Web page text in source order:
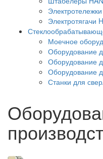
Электротягачи
Моечное
Оборудование
Оборудование
Оборудование
Станки для